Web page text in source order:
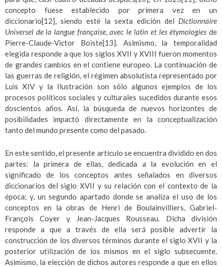
concepto fuese establecido por primera vez en un
diccionario[12], siendo esté la sexta edición del Dictionnaire
Universel de la langue française, avec le latin et les étymologies de
Pierre-Claude-Victor Boiste[13]. Asimismo, la temporalidad
elegida responde a que los siglos XVII y XVIII fueron momentos
de grandes cambios en el contiene europeo. La continuación de
las guerras de religión, el régimen absolutista representado por
Luis XIV y la Ilustración son sólo algunos ejemplos de los
procesos políticos sociales y culturales sucedidos durante esos
doscientos años. Así, la búsqueda de nuevos horizontes de
posibilidades impactó directamente en la conceptualización
tanto del mundo presente como del pasado.
En este sentido, el presente artículo se encuentra dividido en dos
partes: la primera de ellas, dedicada a la evolución en el
significado de los conceptos antes señalados en diversos
diccionarios del siglo XVII y su relación con el contexto de la
época; y, un segundo apartado donde se analiza el uso de los
conceptos en la obras de Henri de Boulainvilliers, Gabriel-
François Coyer y Jean-Jacques Rousseau. Dicha división
responde a que a través de ella será posible advertir la
construcción de los diversos términos durante el siglo XVII y la
posterior utilización de los mismos en el siglo subsecuente.
Asimismo, la elección de dichos autores responde a que en ellos